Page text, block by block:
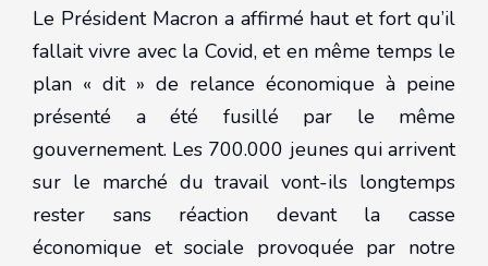
Le Président Macron a affirmé haut et fort qu’il
fallait vivre avec la Covid, et en même temps le
plan « dit » de relance économique à peine
présenté a été fusillé par le même
gouvernement. Les 700.000 jeunes qui arrivent
sur le marché du travail vont-ils longtemps
rester sans réaction devant la casse
économique et sociale provoquée par notre